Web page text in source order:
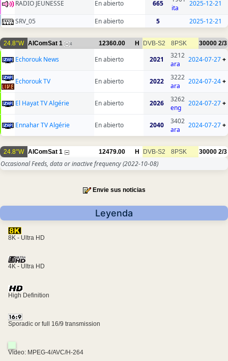
RADIO JEUNESSE
En abierto 665
ita
2025-12-21
SRV_05 En abierto 5 2025-12-21
24.8°W AlComSat 1 4 12360.00 H DVB-S2 8PSK 30000 2/3
Echorouk News En abierto 2021
3212
ara
2024-07-27+
Echorouk TV En abierto 2022
3222
ara
2024-07-24+
El Hayat TV Algérie En abierto 2026
3262
eng
2024-07-27+
Ennahar TV Algérie En abierto 2040
3402
ara
2024-07-27+
24.8°W AlComSat 1 12479.00 H DVB-S2 8PSK 30000 2/3
Occasional Feeds, data or inactive frequency(2022-10-08)
Envie sus noticias
Leyenda
8K - Ultra HD
4K - Ultra HD
High Definition
Sporadic or full 16/9 transmission
Video: MPEG-4/AVC/H-264